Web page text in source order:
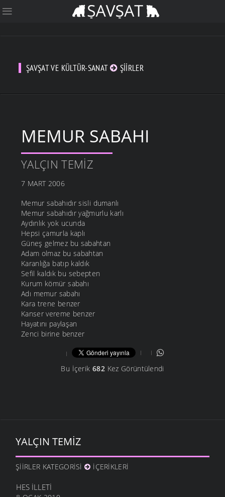
ŞAVŞAT VE KÜLTÜR-SANAT ŞIIRLER
MEMUR SABAHI
YALÇIN TEMIZ
7 MART 2006
Memur sabahıdır sisli dumanlı
Memur sabahıdır yağmurlu karlı
Aydınlık yok ucunda
Hepsi çamurla kaplı
Güneş gelmez bu sabahtan
Adam olmaz bu sabahtan
Karanlığa batıp kaldık
Sefil kaldık bu sebepten
Kurum kömür sabahı
Adı memur sabahı
Kara trene benzer
Kanser vereme benzer
Hayatını paylaşan
Zenci birine benzer
Bu İçerik 682Kez Görüntülendi
YALÇIN TEMIZ
ŞIIRLER KATEGORISI İÇERIKLERI
HES İLLETI